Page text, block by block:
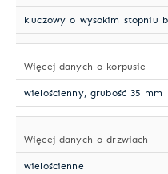
kluczowy o wysokim stopniu
Więcej danych o korpusie
wielościenny, grubość 35 mm
Więcej danych o drzwiach
wielościenne